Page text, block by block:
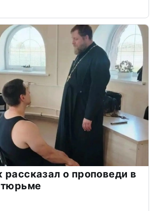
о проповеди в
тюрьме